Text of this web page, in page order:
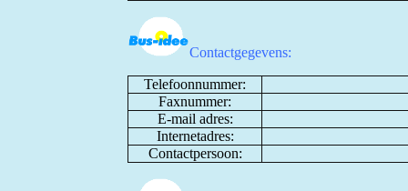
Contactgegevens:
Telefoonnummer:
Faxnummer:
E-mail adres:
Internetadres:
Contactpersoon: